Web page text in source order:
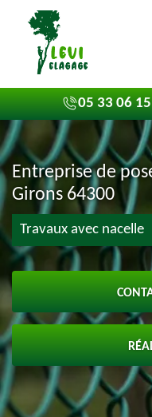
05 33 06
Entreprise de
Girons 64300
Travaux avec nacelle